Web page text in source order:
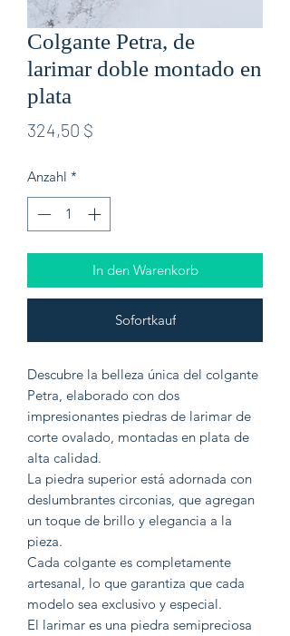
Colgante Petra, de
larimar doble montado en
plata
324,50 $
Anzahl *
In den Warenkorb
Sofortkauf
Descubre la belleza única del colgante
Petra, elaborado con dos
impresionantes piedras de larimar de
corte ovalado, montadas en plata de
alta calidad.
La piedra superior está adornada con
deslumbrantes circonias, que agregan
un toque de brillo y elegancia a la
pieza.
Cada colgante es completamente
artesanal, lo que garantiza que cada
modelo sea exclusivo y especial.
El larimar es una piedra semipreciosa